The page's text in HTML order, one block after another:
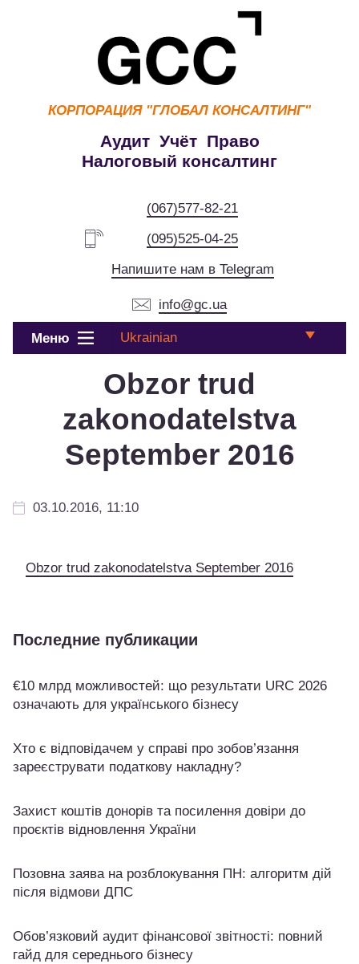
КОРПОРАЦИЯ "ГЛОБАЛ КОНСАЛТИНГ"
Аудит Учёт Право
Налоговый консалтинг
(067)577-82-21
(095)525-04-25
Напишите нам в Telegram
info@gc.ua
Меню Ukrainian
Obzor trud
zakonodatelstva
September 2016
03.10.2016, 11:10
Obzor trud zakonodatelstva September 2016
Последние публикации
€10 млрд можливостей: що результати URC 2026
означають для українського бізнесу
Хто є відповідачем у справі про зобов’язання
зареєструвати податкову накладну?
Захист коштів донорів та посилення довіри до
проєктів відновлення України
Позовна заява на розблокування ПН: алгоритм дій
після відмови ДПС
Обов’язковий аудит фінансової звітності: повний
гайд для середнього бізнесу